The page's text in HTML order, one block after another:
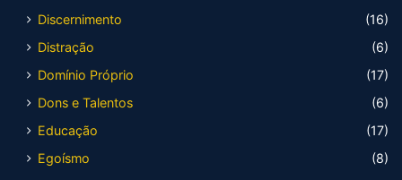
Discernimento
(16)
Distração
(6)
Domínio Próprio
(17)
Dons e Talentos
(6)
Educação
(17)
Egoísmo
(8)